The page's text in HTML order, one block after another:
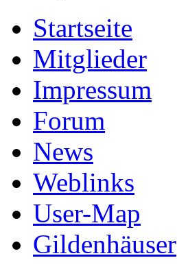
Startseite
Mitglieder
Impressum
Forum
News
Weblinks
User-Map
Gildenhäuser